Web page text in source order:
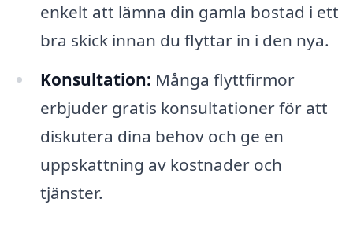
enkelt att lämna din gamla bostad i ett
bra skick innan du flyttar in i den nya.
Konsultation: Många flyttfirmor
erbjuder gratis konsultationer för att
diskutera dina behov och ge en
uppskattning av kostnader och
tjänster.